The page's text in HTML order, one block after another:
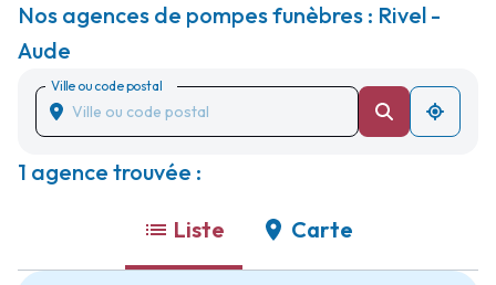
Nos agences de pompes funèbres : Rivel -
Aude
Ville ou code postal
1 agence trouvée :
Liste Carte